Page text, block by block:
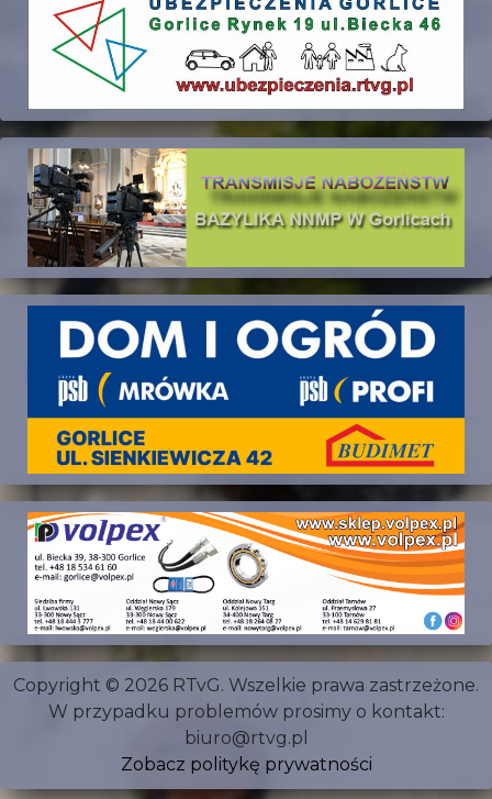
Copyright © 2026 RTvG. Wszelkie prawa zastrzeżone.
W przypadku problemów prosimy o kontakt:
biuro@rtvg.pl
Zobacz politykę prywatności